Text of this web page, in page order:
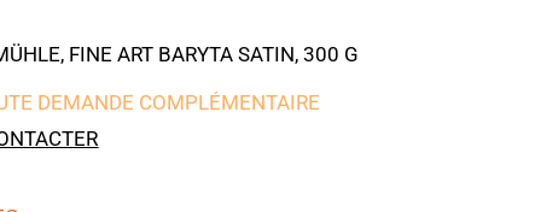
FINE ART BARYTA SATIN, 300 G
DEMANDE COMPLÉMENTAIRE